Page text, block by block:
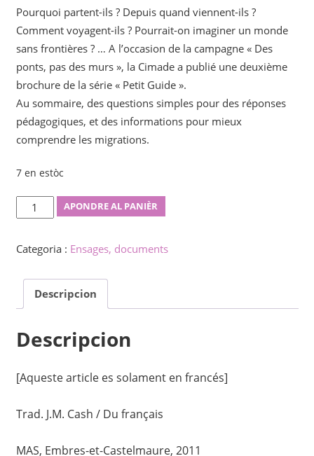
Pourquoi partent-ils ? Depuis quand viennent-ils ?
Comment voyagent-ils ? Pourrait-on imaginer un monde
sans frontières ? … A l’occasion de la campagne « Des
ponts, pas des murs », la Cimade a publié une deuxième
brochure de la série « Petit Guide ».
Au sommaire, des questions simples pour des réponses
pédagogiques, et des informations pour mieux
comprendre les migrations.
7 en estòc
Gvidlibreto
por
internaciajn
migradojn
quantity
APONDRE AL PANIÈR
Categoria : Ensages, documents
Descripcion
Descripcion
[Aqueste article es solament en francés]
Trad. J.M. Cash / Du français
MAS, Embres-et-Castelmaure, 2011